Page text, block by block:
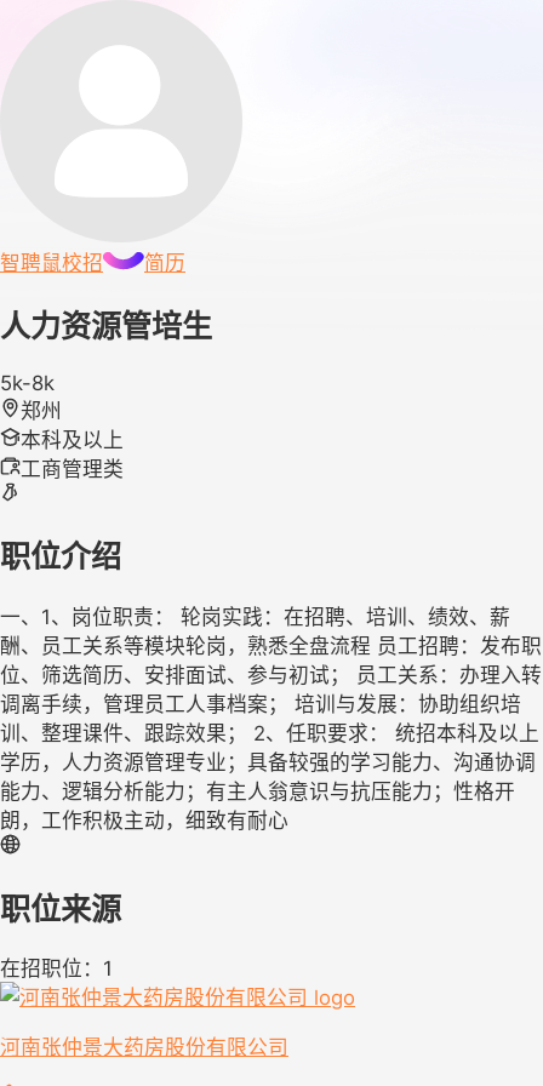
智聘鼠校招 简历
人力资源管培生
5k-8k
郑州
本科及以上
工商管理类
职位介绍
一、1、岗位职责： 轮岗实践：在招聘、培训、绩效、薪
酬、员工关系等模块轮岗，熟悉全盘流程 员工招聘：发布职
位、筛选简历、安排面试、参与初试； 员工关系：办理入转
调离手续，管理员工人事档案； 培训与发展：协助组织培
训、整理课件、跟踪效果； 2、任职要求： 统招本科及以上
学历，人力资源管理专业；具备较强的学习能力、沟通协调
能力、逻辑分析能力；有主人翁意识与抗压能力；性格开
朗，工作积极主动，细致有耐心
职位来源
在招职位：1
河南张仲景大药房股份有限公司